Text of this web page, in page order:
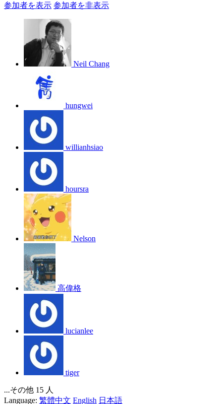
参加者を表示 参加者を非表示
Neil Chang
hungwei
willianhsiao
hoursra
Nelson
高偉格
lucianlee
tiger
...その他 15 人
Language: 繁體中文 English 日本語